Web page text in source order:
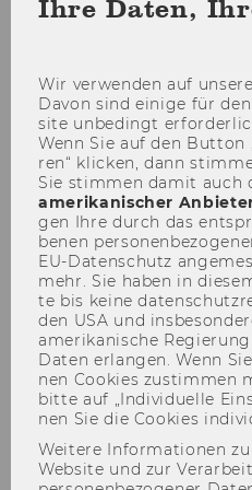
173
28
174
28
175
28
Ihre Daten,
Wir ver­wen­den auf
Davon sind ei­ni­ge für
site un­be­dingt
Wenn Sie auf den
ren“ kli­cken, dann
Sie stim­men damit auch
amerikanischer
gen Ihre durch das
be­nen
EU-​Datenschutz
mehr. Sie haben in
te bis keine
den USA und
amerikanische
Daten er­lan­gen. Wenn
nen Coo­kies zu­stim­men
bitte auf „In­di­vi­du­el­le
nen Sie die Coo­kies
Weitere Informationen
Website und zur